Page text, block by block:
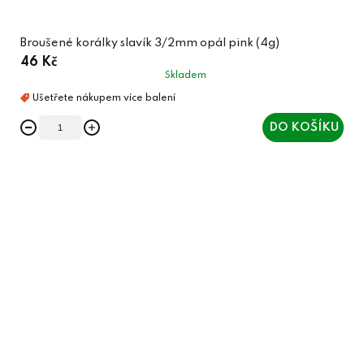
Broušené korálky slavík 3/2mm opál pink (4g)
46 Kč
Skladem
DO KOŠÍKU